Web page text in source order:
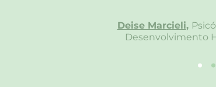
Deise Marcieli,
Desenvolvimento